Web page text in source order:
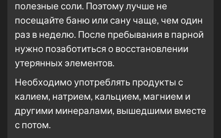
полезные соли. Поэтому лучше не
посещайте баню или сану чаще, чем один
раз в неделю. После пребывания в парной
нужно позаботиться о восстановлении
утерянных элементов.
Необходимо употреблять продукты с
калием, натрием, кальцием, магнием и
другими минералами, вышедшими вместе
с потом.